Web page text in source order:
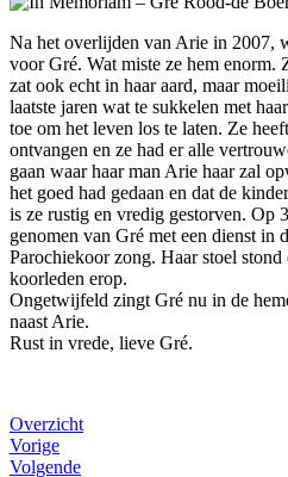
Na het overlijden van Arie in 2007,
voor Gré. Wat miste ze hem enorm.
zat ook echt in haar aard, maar
laatste jaren wat te sukkelen met
toe om het leven los te laten. Ze
ontvangen en ze had er alle
gaan waar haar man Arie haar zal
het goed had gedaan en dat de
is ze rustig en vredig gestorven. Op
genomen van Gré met een dienst
Parochiekoor zong. Haar stoel
koorleden erop.
Ongetwijfeld zingt Gré nu in de
naast Arie.
Rust in vrede, lieve Gré.
Overzicht
Vorige
Volgende